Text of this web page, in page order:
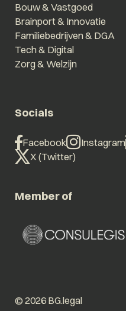
Bouw & Vastgoed
Brainport & Innovatie
Familiebedrijven & DGA
Tech & Digital
Zorg & Welzijn
Socials
Facebook Instagram
X (Twitter)
Member of
© 2026 BG.legal